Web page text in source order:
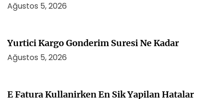
Ağustos 5, 2026
Yurtici Kargo Gonderim Suresi Ne Kadar
Ağustos 5, 2026
E Fatura Kullanirken En Sik Yapilan Hatalar